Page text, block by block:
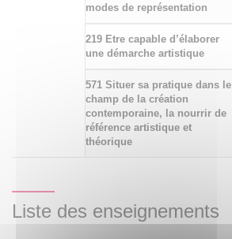
modes de représentation
219 Etre capable d’élaborer
une démarche artistique
571 Situer sa pratique dans le
champ de la création
contemporaine, la nourrir de
référence artistique et
théorique
Liste des enseignements